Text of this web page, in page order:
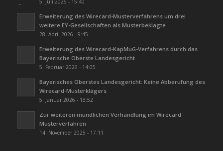
Erweiterung des Wirecard-Musterverfahrens um drei
weitere EY-Gesellschaften als Musterbeklagte
28. April 2026 - 9:45
Erweiterung des Wirecard-KapMuG-Verfahrens durch das
Bayerische Oberste Landesgericht
5. Februar 2026 - 14:05
Bayerisches Oberstes Landesgericht: Keine Abberufung des
Wirecard-Musterklägers
5. Januar 2026 - 13:52
Zur weiteren mündlichen Verhandlung im Wirecard-
Musterverfahren
14. November 2025 - 17:11